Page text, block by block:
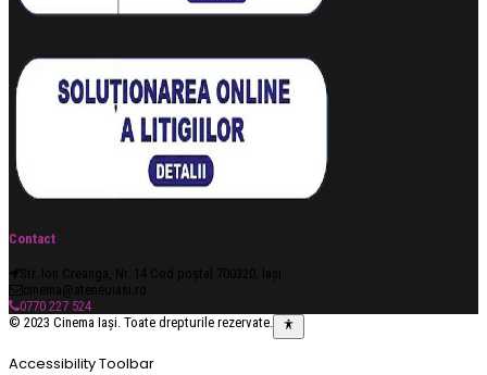
Contact
Str. Ion Creanga, Nr. 14 Cod poștal 700320, Iași
cinema@ateneuiasi.ro
0770 227 524
© 2023 Cinema Iași. Toate drepturile rezervate.
Accessibility Toolbar